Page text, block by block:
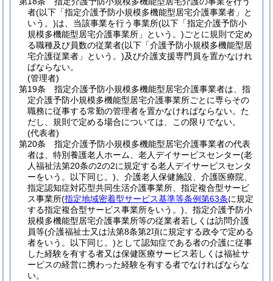
者(以下「指定介護予防小規模多機能型居宅介護事業者」と
いう。)は、当該事業を行う事業所(以下「指定介護予防小
規模多機能型居宅介護事業所」という。)ごとに規則で定め
る職種及び員数の従業者(以下「介護予防小規模多機能型居
宅介護従業者」という。)及び介護支援専門員を置かなけれ
ばならない。
(管理者)
第19条
指定介護予防小規模多機能型居宅介護事業者は、指
定介護予防小規模多機能型居宅介護事業所ごとに専らその
職務に従事する常勤の管理者を置かなければならない。 た
だし、規則で定める場合については、この限りでない。
(代表者)
第20条
指定介護予防小規模多機能型居宅介護事業者の代表
者は、特別養護老人ホーム、老人デイサービスセンター(老
人福祉法第20条の2の2に規定する老人デイサービスセンタ
ーをいう。以下同じ。) 、介護老人保健施設、介護医療院、
指定認知症対応型共同生活介護事業所、指定複合型サービ
ス事業所(指定地域密着型サービス基準等条例第63条に規定
する指定複合型サービス事業所をいう。) 、指定介護予防小
規模多機能型居宅介護事業所等の従業者若しくは訪問介護
員等(介護福祉士又は法第8条第2項に規定する政令で定める
者をいう。以下同じ。)として認知症である者の介護に従事
した経験を有する者又は保健医療サービス若しくは福祉サ
ービスの経営に携わった経験を有する者でなければならな
い。